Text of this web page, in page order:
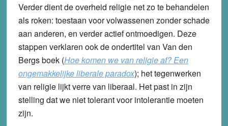
Verder dient de overheid religie net zo te behandelen
als roken: toestaan voor volwassenen zonder schade
aan anderen, en verder actief ontmoedigen. Deze
stappen verklaren ook de ondertitel van Van den
Bergs boek (Hoe komen we van religie af? Een
ongemakkelijke liberale paradox); het tegenwerken
van religie lijkt verre van liberaal. Het past in zijn
stelling dat we niet tolerant voor intolerantie moeten
zijn.